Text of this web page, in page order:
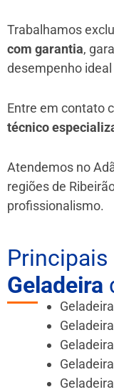
Trabalhamos
com garantia,
desempenho
Entre em contato
técnico
Atendemos no
regiões de
profissionalismo.
Principais
Geladeira